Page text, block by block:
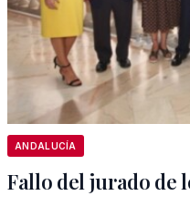
ANDALUCÍA
Fallo del jurado de